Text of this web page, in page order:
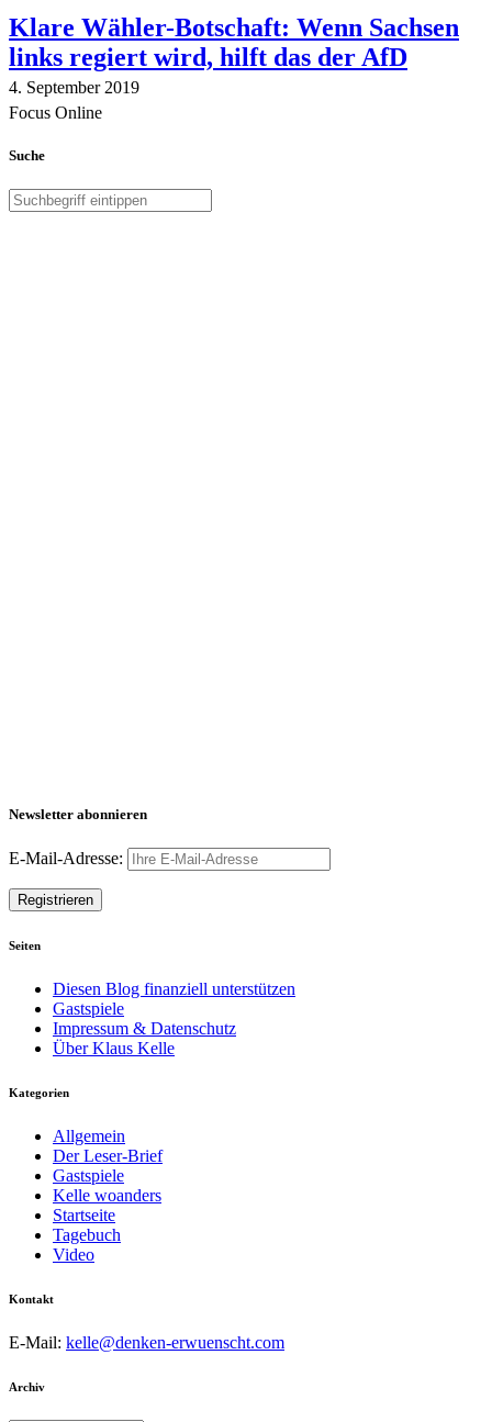
Klare Wähler-Botschaft: Wenn Sachsen
links regiert wird, hilft das der AfD
4. September 2019
Focus Online
Suche
Newsletter abonnieren
E-Mail-Adresse:
Seiten
Diesen Blog finanziell unterstützen
Gastspiele
Impressum & Datenschutz
Über Klaus Kelle
Kategorien
Allgemein
Der Leser-Brief
Gastspiele
Kelle woanders
Startseite
Tagebuch
Video
Kontakt
E-Mail: kelle@denken-erwuenscht.com
Archiv